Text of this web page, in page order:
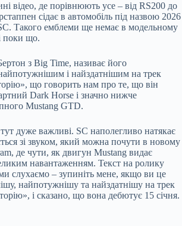
відео, де порівнюють усе – від RS200 до
сідає в автомобіль під назвою 2026
Такого емблеми ще немає в модельному
поки що.
з Big Time, називає його
і найздатнішим на трек
що говорить нам про те, що він
Dark Horse і значно нижче
Mustang GTD.
тут дуже важливі. SC наполегливо натякає
зі звуком, який можна почути в новому
де чути, як двигун Mustang видає
навантаженням. Текст на ролику
слухаємо – зупиніть мене, якщо ви це
найпотужнішу та найздатнішу на трек
і сказано, що вона дебютує 15 січня.